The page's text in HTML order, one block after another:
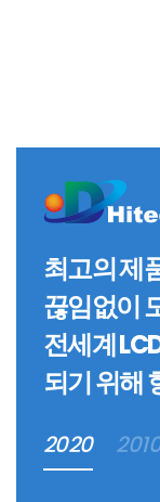
최고의 제
끊임없이
전세계
되기 위해
2020